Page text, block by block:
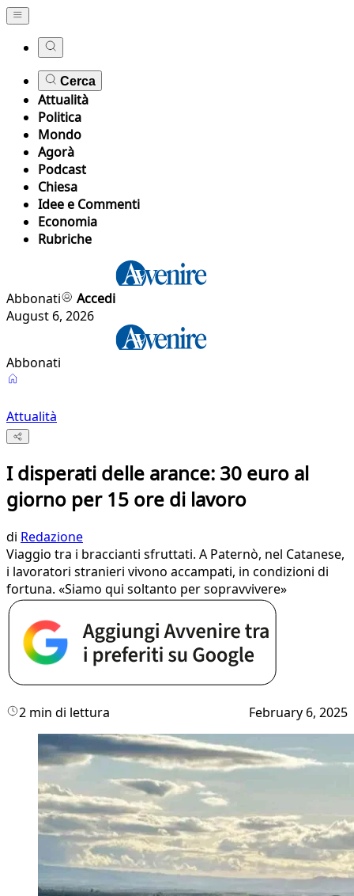
Cerca
Attualità
Politica
Mondo
Agorà
Podcast
Chiesa
Idee e Commenti
Economia
Rubriche
Abbonati
Accedi
August 6, 2026
Abbonati
Attualità
I disperati delle arance: 30 euro al
giorno per 15 ore di lavoro
di Redazione
Viaggio tra i braccianti sfruttati. A Paternò, nel Catanese,
i lavoratori stranieri vivono accampati, in condizioni di
fortuna. «Siamo qui soltanto per sopravvivere»
2 min di lettura February 6, 2025